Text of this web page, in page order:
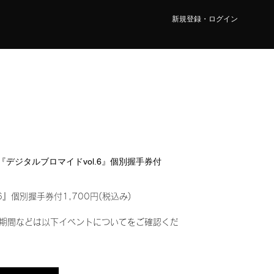
新規登録・ログイン
デジタルブロマイドvol.6』個別握手券付
』個別握手券付1,700円(税込み)
間などは以下イベントについてをご確認くだ